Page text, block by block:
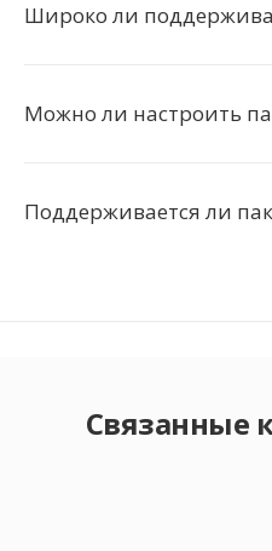
Широко ли
Можно ли настроить
Поддерживается ли
Связанные